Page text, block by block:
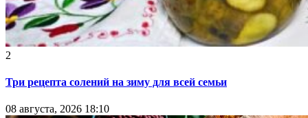
2
Три рецепта солений на зиму для всей семьи
08 августа, 2026 18:10